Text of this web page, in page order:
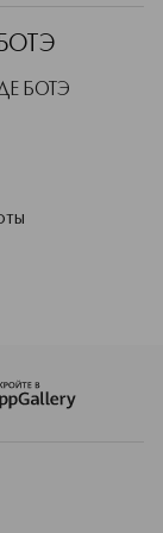
БОТЭ